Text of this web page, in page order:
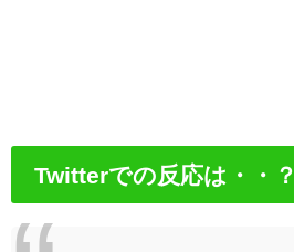
Twitterでの反応は・・？